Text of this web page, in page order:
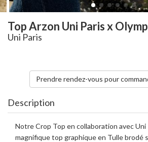
Top Arzon Uni Paris x
Uni Paris
Prendre rendez-vous pour
Description
Notre Crop Top en collaboration avec Uni
magnifique top graphique en Tulle brodé